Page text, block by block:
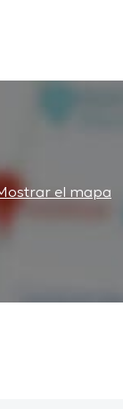
el mapa